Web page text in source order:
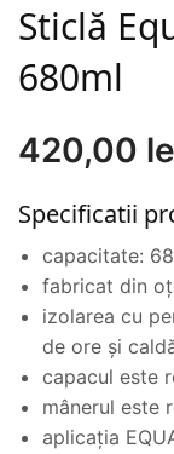
Sticlă
680ml
420,00
Specificatii
capacitate:
fabricat din
izolarea cu
de ore și
capacul este
mânerul este
aplicația